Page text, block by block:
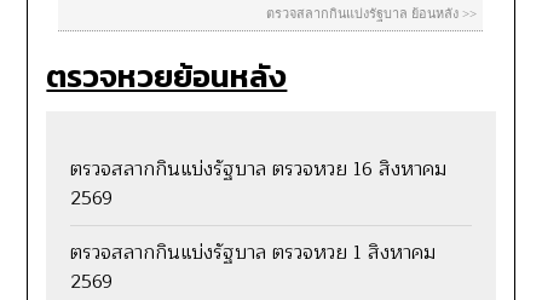
ตรวจหวยย้อนหลัง
ตรวจสลากกินแบ่งรัฐบาล ตรวจหวย 16 สิงหาคม
2569
ตรวจสลากกินแบ่งรัฐบาล ตรวจหวย 1 สิงหาคม
2569